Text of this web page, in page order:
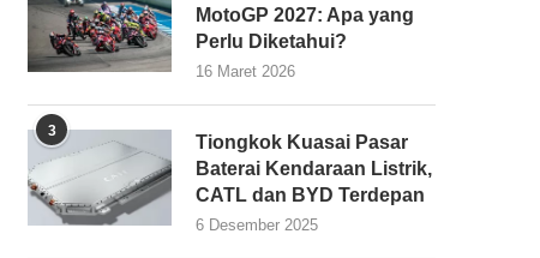
MotoGP 2027: Apa yang
Perlu Diketahui?
16 Maret 2026
3
Tiongkok Kuasai Pasar
Baterai Kendaraan Listrik,
CATL dan BYD Terdepan
6 Desember 2025